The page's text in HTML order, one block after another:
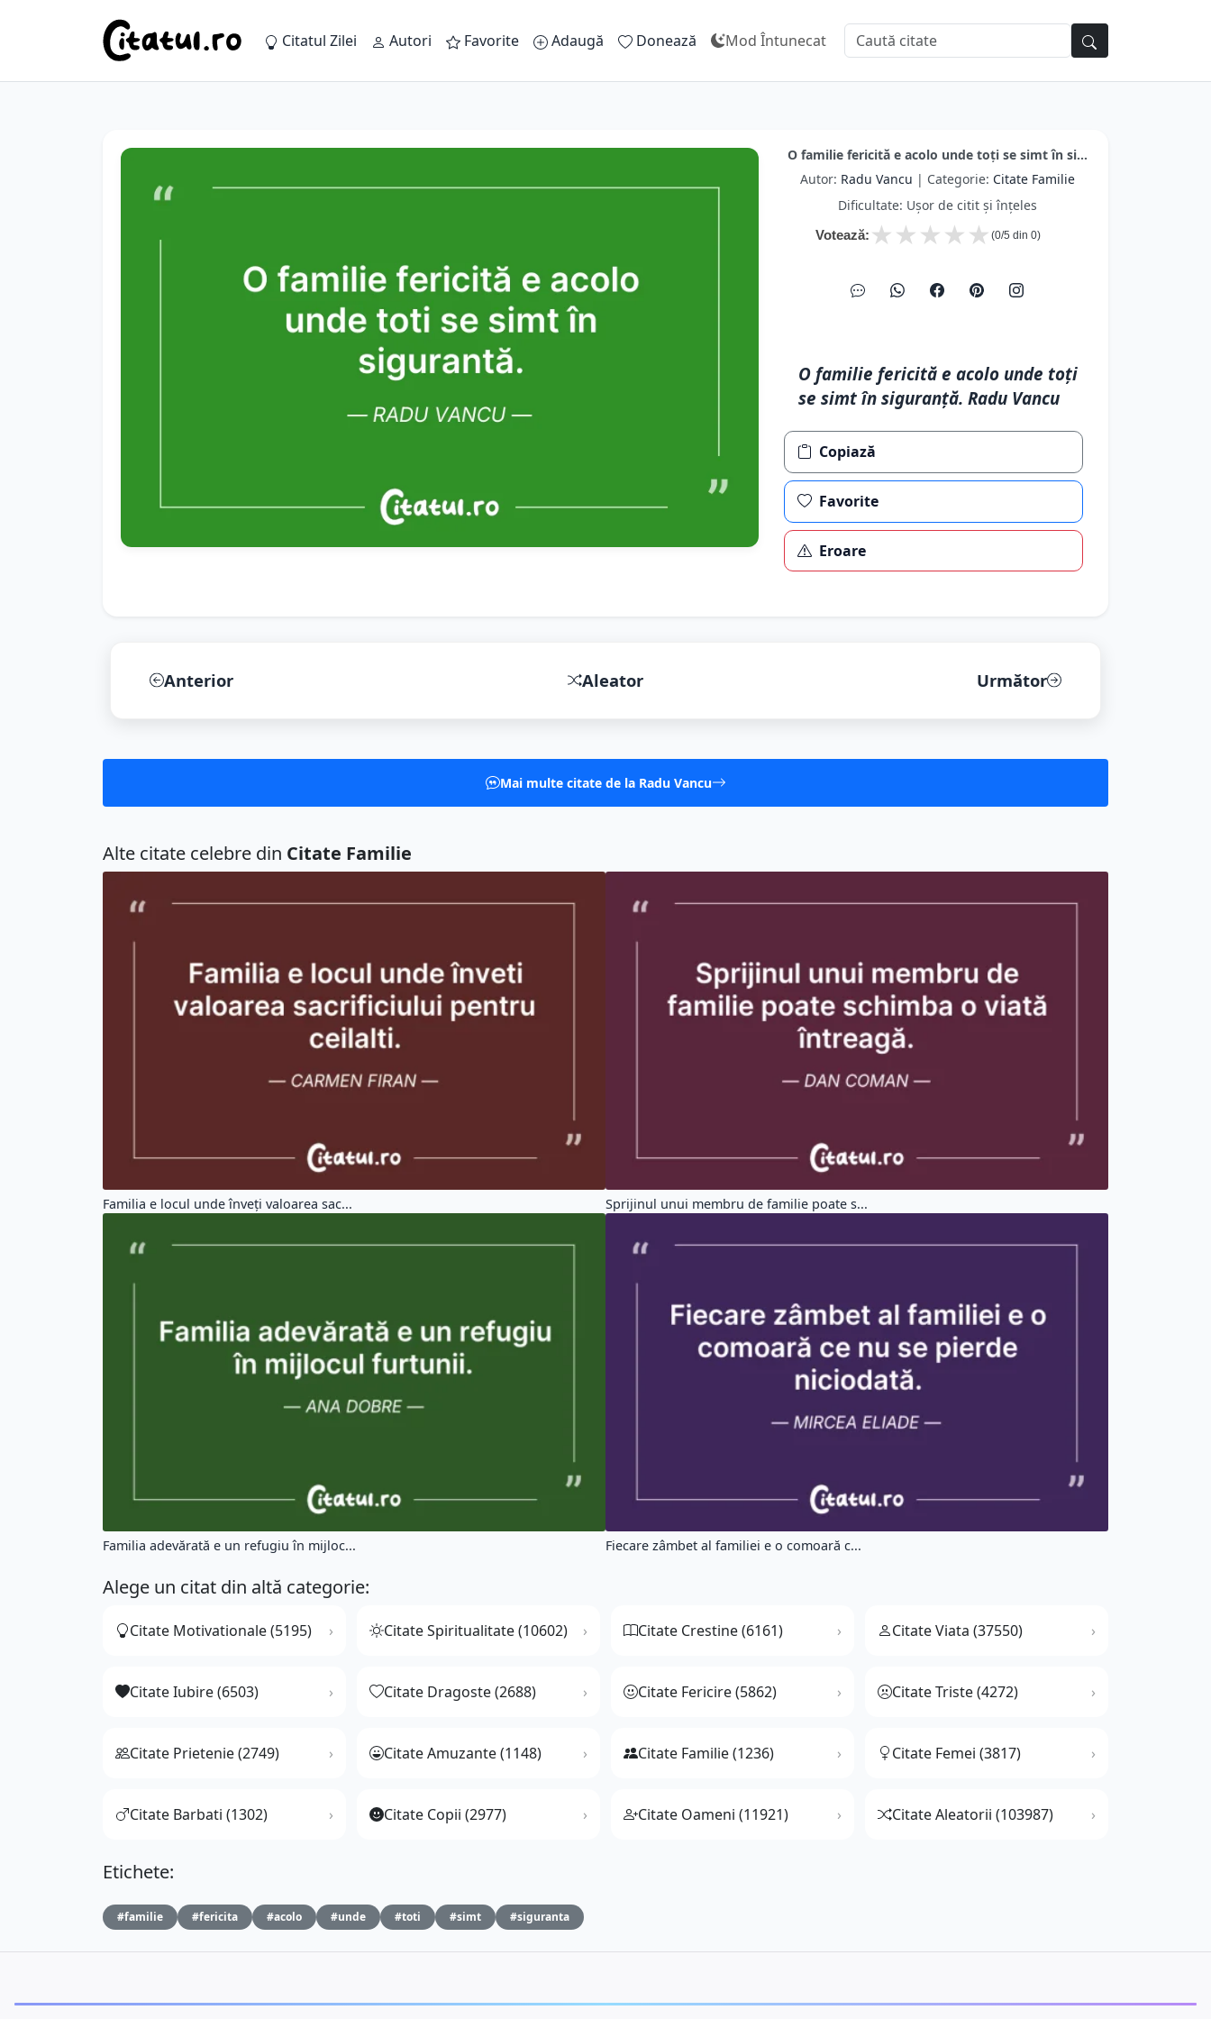
Citatul Zilei Autori Favorite Adaugă Donează Mod Întunecat
O familie fericită e acolo unde toți se simt în si...
Autor: Radu Vancu | Categorie: Citate Familie
Dificultate: Ușor de citit și înțeles
Votează: ★
★
★
★
★ (0/5 din 0)
O familie fericită e acolo unde toți
se simt în siguranță. Radu Vancu
Copiază
Favorite
Eroare
Anterior Aleator Următor
Mai multe citate de la Radu Vancu
Alte citate celebre din Citate Familie
Familia e locul unde înveți valoarea sac... Sprijinul unui membru de familie poate s...
Familia adevărată e un refugiu în mijloc... Fiecare zâmbet al familiei e o comoară c...
Alege un citat din altă categorie:
Citate Motivationale (5195) Citate Spiritualitate (10602) Citate Crestine (6161) Citate Viata (37550)
Citate Iubire (6503) Citate Dragoste (2688) Citate Fericire (5862) Citate Triste (4272)
Citate Prietenie (2749) Citate Amuzante (1148) Citate Familie (1236) Citate Femei (3817)
Citate Barbati (1302) Citate Copii (2977) Citate Oameni (11921) Citate Aleatorii (103987)
Etichete:
#familie #fericita #acolo #unde #toti #simt #siguranta